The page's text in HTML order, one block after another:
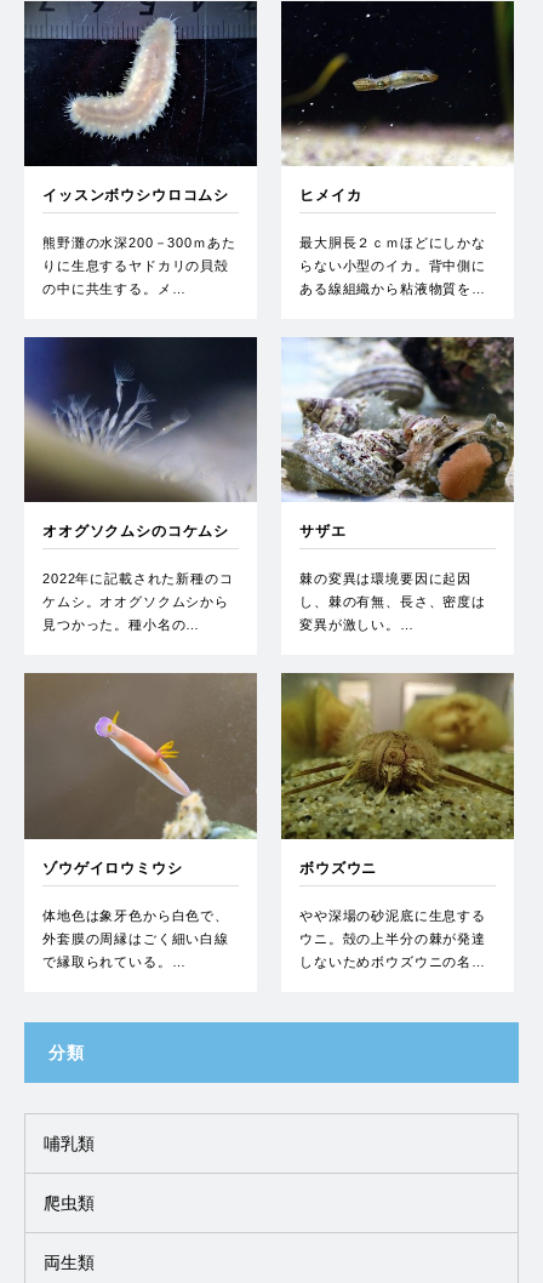
イッスンボウシウロコムシ
熊野灘の水深200－300ｍあた
りに生息するヤドカリの貝殻
の中に共生する。メ…
ヒメイカ
最大胴長２ｃｍほどにしかな
らない小型のイカ。背中側に
ある線組織から粘液物質を…
オオグソクムシのコケムシ
2022年に記載された新種のコ
ケムシ。オオグソクムシから
見つかった。種小名の…
サザエ
棘の変異は環境要因に起因
し、棘の有無、長さ、密度は
変異が激しい。…
ゾウゲイロウミウシ
体地色は象牙色から白色で、
外套膜の周縁はごく細い白線
で縁取られている。…
ボウズウニ
やや深場の砂泥底に生息する
ウニ。殻の上半分の棘が発達
しないためボウズウニの名…
分類
哺乳類
爬虫類
両生類